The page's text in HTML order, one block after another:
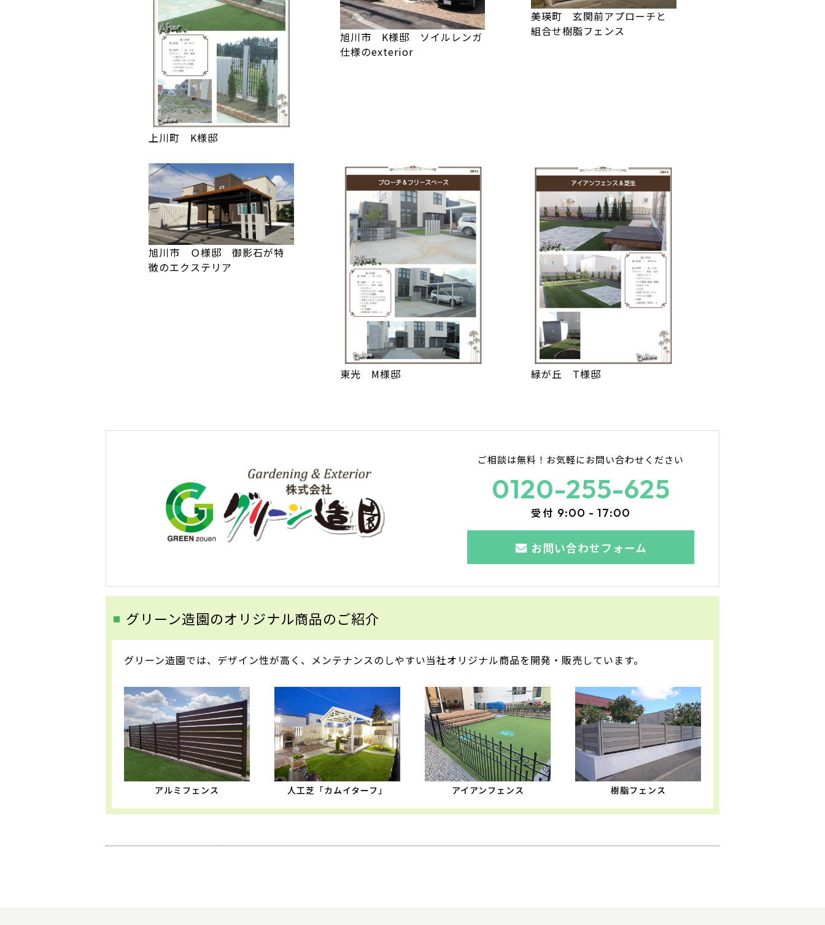
上川町 K様邸
旭川市 K様邸 ソイルレンガ
仕様のexterior
美瑛町 玄関前アプローチと
組合せ樹脂フェンス
旭川市 Ｏ様邸 御影石が特
徴のエクステリア
東光 M様邸 緑が丘 T様邸
ご相談は無料！ お気軽にお問い合わせください
0120-255-625
受付 9:00 - 17:00
お問い合わせフォーム
グリーン造園のオリジナル商品のご紹介
グリーン造園では、デザイン性が高く、メンテナンスのしやすい当社オリジナル商品を開発・販売しています。
アルミフェンス 人工芝「カムイターフ」 アイアンフェンス 樹脂フェンス